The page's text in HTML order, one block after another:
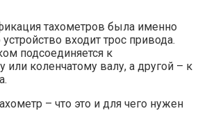
тахометров была именно
входит трос привода.
подсоединяется к
или коленчатому валу, а другой – к